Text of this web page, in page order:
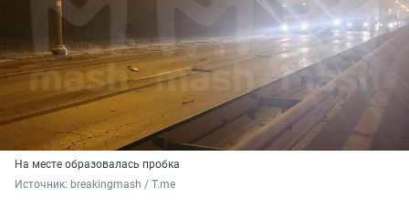
На месте образовалась пробка
Источник: breakingmash / T.me